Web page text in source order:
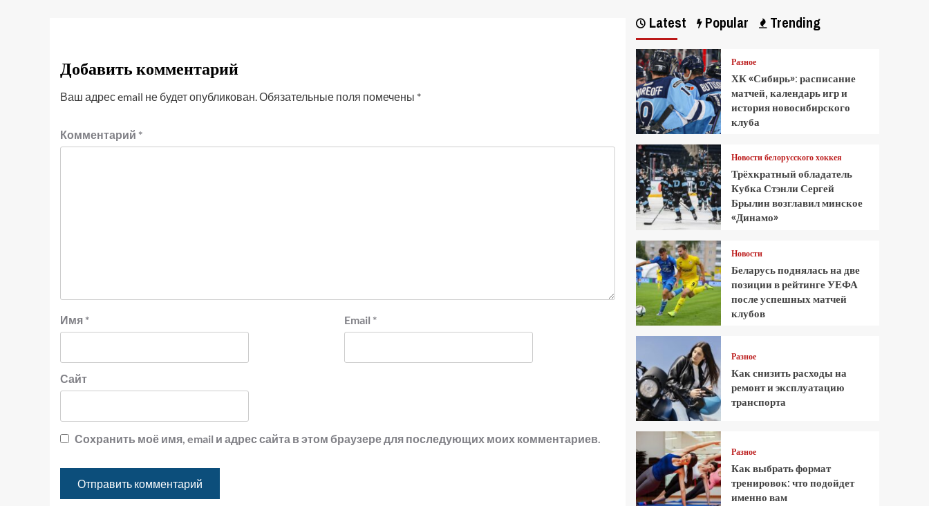
Добавить комментарий
Ваш адрес email не будет опубликован.Обязательные поля помечены *
Комментарий *
Имя * Email *
Сайт
Сохранить моё имя, email и адрес сайта в этом браузере для последующих моих комментариев.
Latest Popular Trending
Разное
ХК «Сибирь»: расписание
матчей, календарь игр и
история новосибирского
клуба
Новости белорусского хоккея
Трёхкратный обладатель
Кубка Стэнли Сергей
Брылин возглавил минское
«Динамо»
Новости
Беларусь поднялась на две
позиции в рейтинге УЕФА
после успешных матчей
клубов
Разное
Как снизить расходы на
ремонт и эксплуатацию
транспорта
Разное
Как выбрать формат
тренировок: что подойдет
именно вам